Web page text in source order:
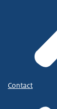
Contact